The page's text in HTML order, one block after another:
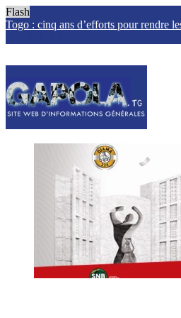
Flash
Togo : cinq ans d’efforts pour rendre